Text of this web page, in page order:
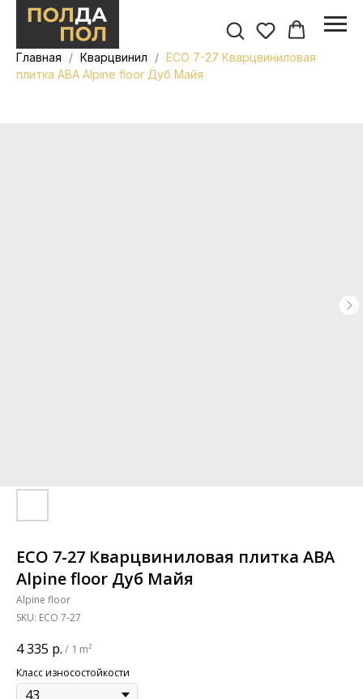
Главная Кварцвинил
ECO 7-27 Кварцвиниловая
плитка ABA Alpine floor Дуб Майя
ECO 7-27 Кварцвиниловая плитка ABA
Alpine floor Дуб Майя
Alpine floor
SKU: ECO 7-27
4 335 р. / 1 m²
Класс износостойкости